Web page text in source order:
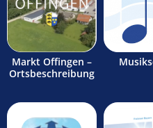
Markt Offingen –
Ortsbeschreibung